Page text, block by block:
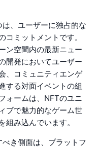
、ユーザーに独占的な
コミットメントです。
ン空間内の最新ニュー
開発においてユーザー
、コミュニティエンゲ
する対面イベントの組
ォームは、NFTのユニ
ブで魅力的なゲーム世
み込んでいます。
き側面は、プラットフ